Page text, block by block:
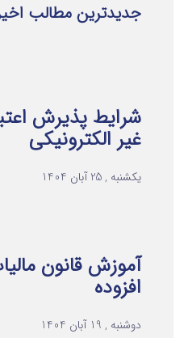
جدیدترین مطالب
شرایط پذیرش
غیر الکترونیکی
یکشنبه , 25 آبان 1404
آموزش قانون
افزوده
دوشنبه , 19 آبان 1404